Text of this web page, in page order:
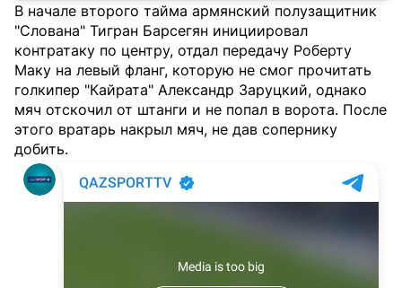
В начале второго тайма армянский полузащитник
"Слована" Тигран Барсегян инициировал
контратаку по центру, отдал передачу Роберту
Маку на левый фланг, которую не смог прочитать
голкипер "Кайрата" Александр Заруцкий, однако
мяч отскочил от штанги и не попал в ворота. После
этого вратарь накрыл мяч, не дав сопернику
добить.